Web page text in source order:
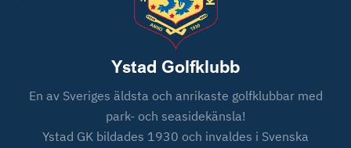
Ystad Golfklubb
En av Sveriges äldsta och anrikaste golfklubbar med
park- och seasidekänsla!
Ystad GK bildades 1930 och invaldes i Svenska